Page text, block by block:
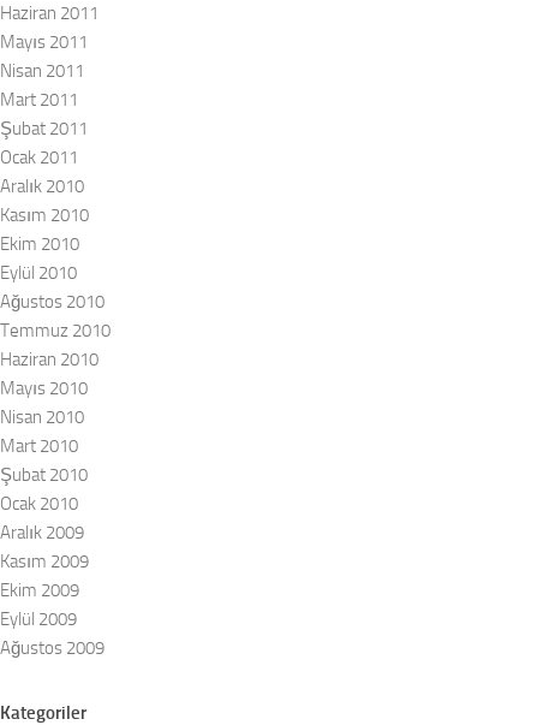
Haziran 2011
Mayıs 2011
Nisan 2011
Mart 2011
Şubat 2011
Ocak 2011
Aralık 2010
Kasım 2010
Ekim 2010
Eylül 2010
Ağustos 2010
Temmuz 2010
Haziran 2010
Mayıs 2010
Nisan 2010
Mart 2010
Şubat 2010
Ocak 2010
Aralık 2009
Kasım 2009
Ekim 2009
Eylül 2009
Ağustos 2009
Kategoriler